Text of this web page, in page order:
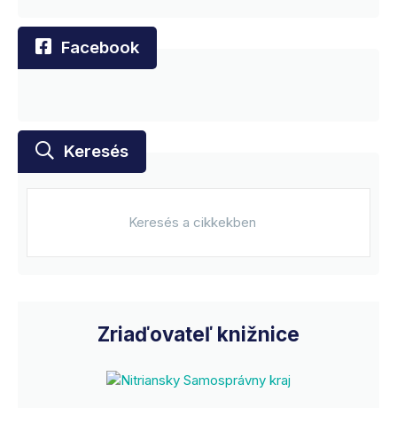
Facebook
Keresés
Zriaďovateľ knižnice